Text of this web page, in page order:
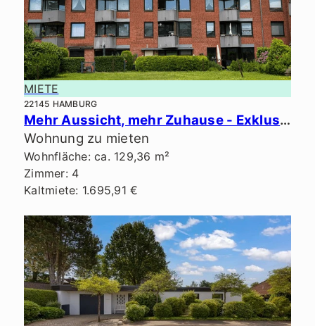
MIETE
22145 HAMBURG
Mehr Aussicht, mehr Zuhause - Exklusives Penthouse in ruhiger Lage.
Wohnung zu mieten
Wohnfläche: ca. 129,36 m²
Zimmer: 4
Kaltmiete: 1.695,91 €